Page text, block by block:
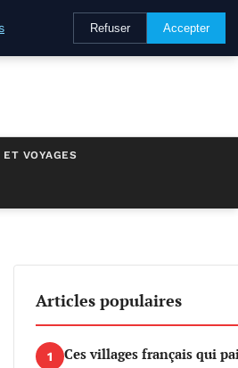
VOYAGES
Articles populaires
1
Ces villages français qui
Refuser Accepter